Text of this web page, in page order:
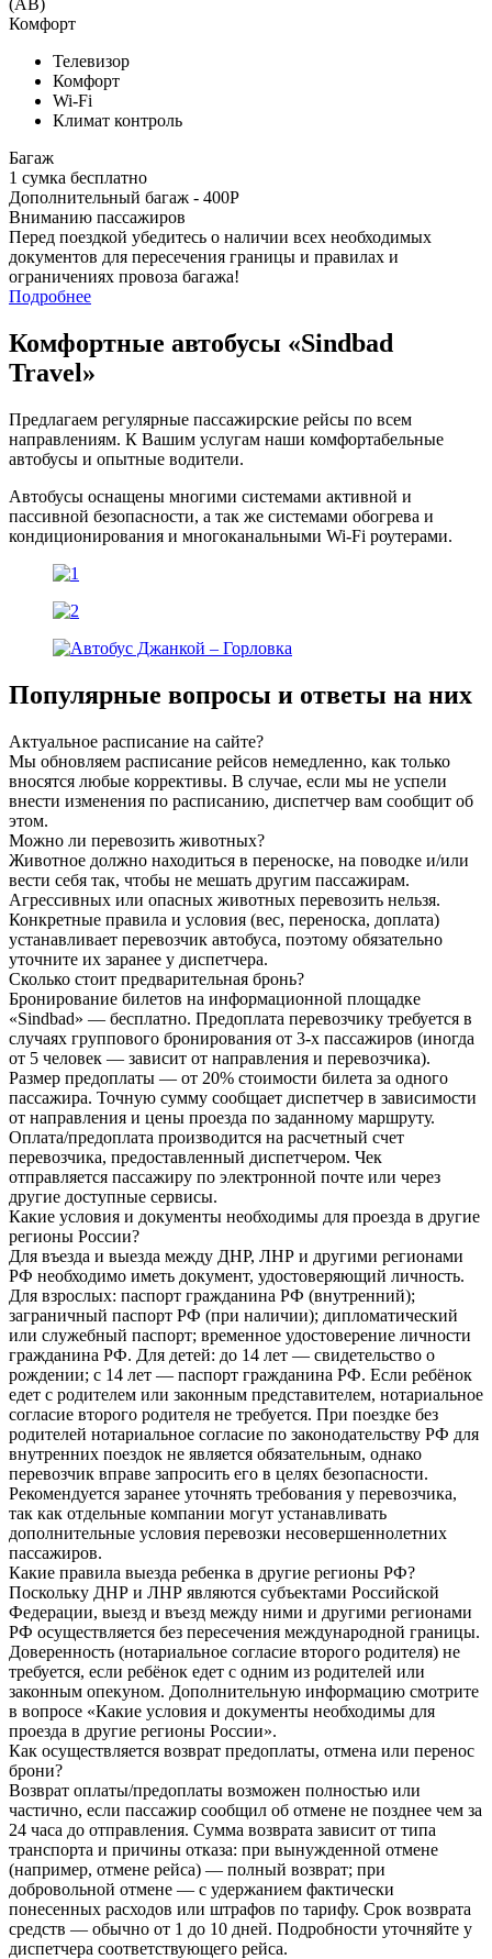
(АВ)
Комфорт
Телевизор
Комфорт
Wi-Fi
Климат контроль
Багаж
1 сумка бесплатно
Дополнительный багаж - 400Р
Вниманию пассажиров
Перед поездкой убедитесь о наличии всех необходимых
документов для пересечения границы и правилах и
ограничениях провоза багажа!
Подробнее
Комфортные автобусы «Sindbad
Travel»
Предлагаем регулярные пассажирские рейсы по всем
направлениям. К Вашим услугам наши комфортабельные
автобусы и опытные водители.
Автобусы оснащены многими системами активной и
пассивной безопасности, а так же системами обогрева и
кондиционирования и многоканальными Wi-Fi роутерами.
Популярные вопросы и ответы на них
Актуальное расписание на сайте?
Мы обновляем расписание рейсов немедленно, как только
вносятся любые коррективы. В случае, если мы не успели
внести изменения по расписанию, диспетчер вам сообщит об
этом.
Можно ли перевозить животных?
Животное должно находиться в переноске, на поводке и/или
вести себя так, чтобы не мешать другим пассажирам.
Агрессивных или опасных животных перевозить нельзя.
Конкретные правила и условия (вес, переноска, доплата)
устанавливает перевозчик автобуса, поэтому обязательно
уточните их заранее у диспетчера.
Сколько стоит предварительная бронь?
Бронирование билетов на информационной площадке
«Sindbad» — бесплатно. Предоплата перевозчику требуется в
случаях группового бронирования от 3-х пассажиров (иногда
от 5 человек — зависит от направления и перевозчика).
Размер предоплаты — от 20% стоимости билета за одного
пассажира. Точную сумму сообщает диспетчер в зависимости
от направления и цены проезда по заданному маршруту.
Оплата/предоплата производится на расчетный счет
перевозчика, предоставленный диспетчером. Чек
отправляется пассажиру по электронной почте или через
другие доступные сервисы.
Какие условия и документы необходимы для проезда в другие
регионы России?
Для въезда и выезда между ДНР, ЛНР и другими регионами
РФ необходимо иметь документ, удостоверяющий личность.
Для взрослых: паспорт гражданина РФ (внутренний);
заграничный паспорт РФ (при наличии); дипломатический
или служебный паспорт; временное удостоверение личности
гражданина РФ. Для детей: до 14 лет — свидетельство о
рождении; с 14 лет — паспорт гражданина РФ. Если ребёнок
едет с родителем или законным представителем, нотариальное
согласие второго родителя не требуется. При поездке без
родителей нотариальное согласие по законодательству РФ для
внутренних поездок не является обязательным, однако
перевозчик вправе запросить его в целях безопасности.
Рекомендуется заранее уточнять требования у перевозчика,
так как отдельные компании могут устанавливать
дополнительные условия перевозки несовершеннолетних
пассажиров.
Какие правила выезда ребенка в другие регионы РФ?
Поскольку ДНР и ЛНР являются субъектами Российской
Федерации, выезд и въезд между ними и другими регионами
РФ осуществляется без пересечения международной границы.
Доверенность (нотариальное согласие второго родителя) не
требуется, если ребёнок едет с одним из родителей или
законным опекуном. Дополнительную информацию смотрите
в вопросе «Какие условия и документы необходимы для
проезда в другие регионы России».
Как осуществляется возврат предоплаты, отмена или перенос
брони?
Возврат оплаты/предоплаты возможен полностью или
частично, если пассажир сообщил об отмене не позднее чем за
24 часа до отправления. Сумма возврата зависит от типа
транспорта и причины отказа: при вынужденной отмене
(например, отмене рейса) — полный возврат; при
добровольной отмене — с удержанием фактически
понесенных расходов или штрафов по тарифу. Срок возврата
средств — обычно от 1 до 10 дней. Подробности уточняйте у
диспетчера соответствующего рейса.